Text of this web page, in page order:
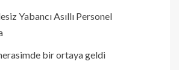
Yabancı Asıllı Personel
bir ortaya geldi